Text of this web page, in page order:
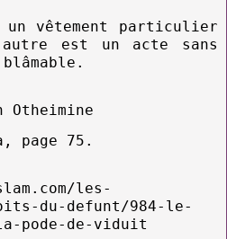
vêtement particulier
est un acte sans
Otheimine
page 75.
les-
du-defunt/984-le-
pode-de-viduit